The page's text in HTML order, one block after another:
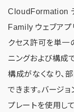
CloudFormation
Family ウェブアプ
クセス許可を単一
ニングおよび構成
構成がなくなり、
できます。バージ
プレートを使用し